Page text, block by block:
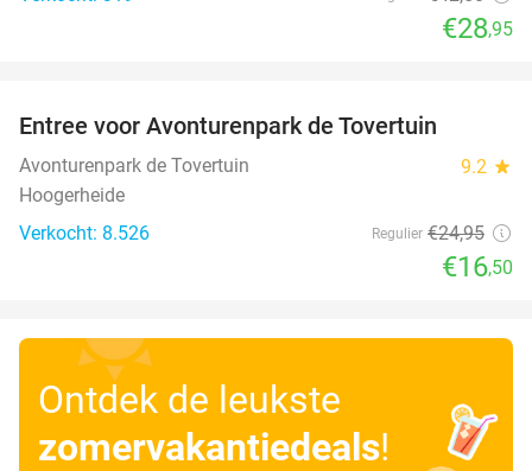
€28,95
Entree voor Avonturenpark de Tovertuin
Avonturenpark de Tovertuin 9.2 star
Hoogerheide
Verkocht: 8.526
Regulier €24,95
€16,50
Ontdek de leukste
zomervakantiedeals!